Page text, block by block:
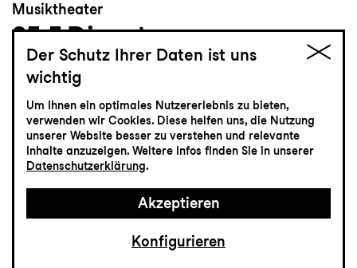
Musiktheater
25.5Dienstag
Hoffmanns Erzählungen
Oper von Jacques Offenbach
Grosses Haus
19:30
Der Schutz Ihrer Daten ist uns
wichtig
Um Ihnen ein optimales Nutzererlebnis zu bieten,
verwenden wir Cookies. Diese helfen uns, die Nutzung
unserer Website besser zu verstehen und relevante
Inhalte anzuzeigen. Weitere Infos finden Sie in unserer
Datenschutzerklärung.
Akzeptieren
Konfigurieren